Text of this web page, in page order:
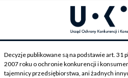
Decyzje publikowane są na podstawie art. 31
2007 roku o ochronie konkurencji i
tajemnicy przedsiębiorstwa, ani żadnych